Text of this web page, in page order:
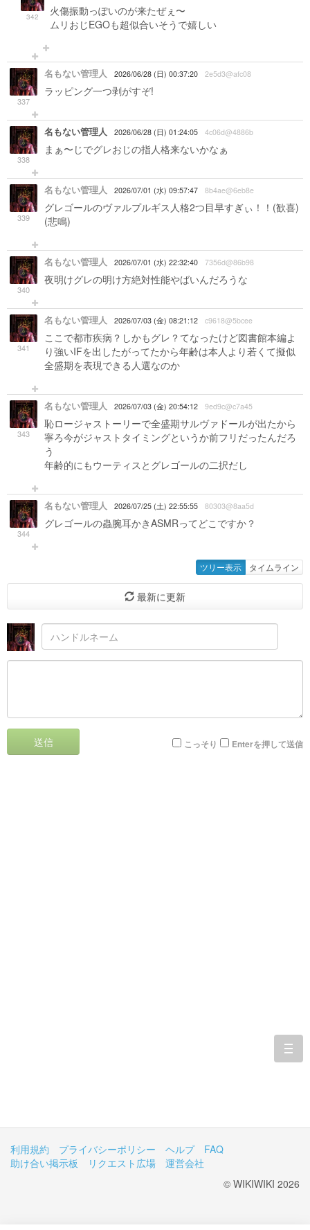
342
火傷振動っぽいのが来たぜぇ〜
ムリおじEGOも超似合いそうで嬉しい
337
名もない管理人 2026/06/28 (日) 00:37:20 2e5d3@afc08
ラッピング一つ剥がすぞ!
338
名もない管理人 2026/06/28 (日) 01:24:05 4c06d@4886b
まぁ〜じでグレおじの指人格来ないかなぁ
339
名もない管理人 2026/07/01 (水) 09:57:47 8b4ae@6eb8e
グレゴールのヴァルプルギス人格2つ目早すぎぃ！！(歓喜)
(悲鳴)
340
名もない管理人 2026/07/01 (水) 22:32:40 7356d@86b98
夜明けグレの明け方絶対性能やばいんだろうな
341
名もない管理人 2026/07/03 (金) 08:21:12 c9618@5bcee
ここで都市疾病？しかもグレ？てなったけど図書館本編よ
り強いIFを出したがってたから年齢は本人より若くて擬似
全盛期を表現できる人選なのか
343
名もない管理人 2026/07/03 (金) 20:54:12 9ed9c@c7a45
恥ロージャストーリーで全盛期サルヴァドールが出たから
寧ろ今がジャストタイミングというか前フリだったんだろ
う
年齢的にもウーティスとグレゴールの二択だし
344
名もない管理人 2026/07/25 (土) 22:55:55 80303@8aa5d
グレゴールの蟲腕耳かきASMRってどこですか？
ツリー表示 タイムライン
最新に更新
送信 こっそり Enterを押して送信
利用規約 プライバシーポリシー ヘルプ
FAQ
助け合い掲示板
リクエスト広場
運営会社
© WIKIWIKI 2026